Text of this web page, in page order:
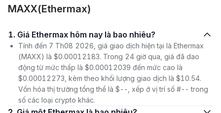
MAXX(Ethermax)
1. Giá Ethermax hôm nay là bao nhiêu?
Tính đến 7 Th08 2026, giá giao dịch hiện tại là Ethermax
(MAXX) là $0.00012183. Trong 24 giờ qua, giá đã dao
động từ mức thấp là $0.00012039 đến mức cao là
$0.00012273, kèm theo khối lượng giao dịch là $10.54.
Vốn hóa thị trường tổng thể là $--, xếp ở vị trí số #-- trong
số các loại crypto khác.